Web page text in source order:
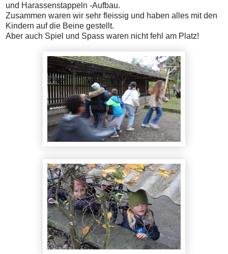
und Harassenstappeln -Aufbau.
Zusammen waren wir sehr fleissig und haben alles mit den
Kindern auf die Beine gestellt.
Aber auch Spiel und Spass waren nicht fehl am Platz!